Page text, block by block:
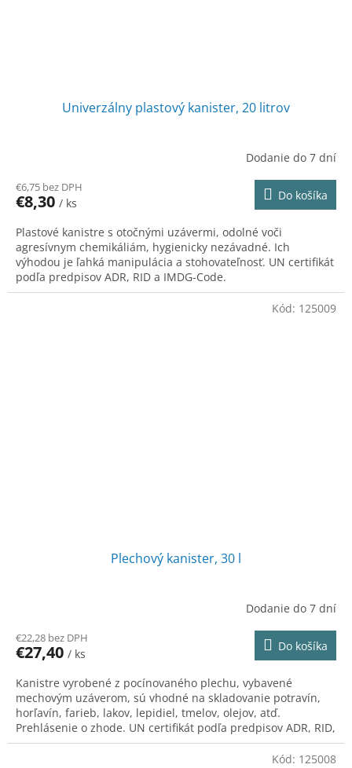
Univerzálny plastový kanister, 20 litrov
Dodanie do 7 dní
€6,75 bez DPH
€8,30 / ks
Do košíka
Plastové kanistre s otočnými uzávermi, odolné voči
agresívnym chemikáliám, hygienicky nezávadné. Ich
výhodou je ľahká manipulácia a stohovateľnosť. UN certifikát
podľa predpisov ADR, RID a IMDG-Code.
Plechový kanister, 30 l
Dodanie do 7 dní
€22,28 bez DPH
€27,40 / ks
Do košíka
Kanistre vyrobené z pocínovaného plechu, vybavené
mechovým uzáverom, sú vhodné na skladovanie potravín,
horľavín, farieb, lakov, lepidiel, tmelov, olejov, atď.
Prehlásenie o zhode. UN certifikát podľa predpisov ADR, RID,
IATA-DGR, IMDG.
Kód: 125009
Kód: 125008